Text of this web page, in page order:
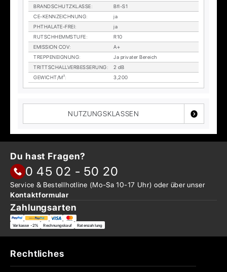
BRAND­SCHUTZ­KLAS­SE:
Bfl-S1
CE-KENN­ZEICH­NUNG:
ja
PHTHA­LA­TE-FREI:
ja
RUTSCH­HEMM­STU­FE:
R10
EMIS­SI­ON COV:
A+
TREP­PEN­EIG­NUNG:
Ja pri­va­ter Be­reich
TRITT­SCHALL­VER­BES­SE­RUNG:
2 dB
GE­WICHT/M²: 3,200
NUTZUNGSKLASSEN
Du hast Fragen?
0 45 02 - 50 20
Service & Bestellhotline (Mo-Sa 10-17 Uhr) oder überunser
Kontaktformular
Zahlungsarten
Vorkasse -2% Rechnungskauf Ratenzahlung
Rechtliches